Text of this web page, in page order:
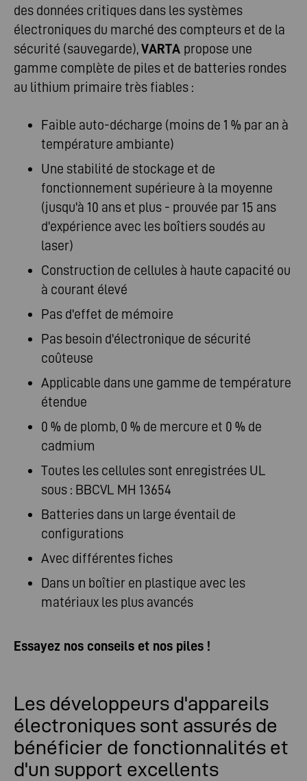
des données critiques dans les systèmes
électroniques du marché des compteurs et de la
sécurité (sauvegarde),VARTA propose une
gamme complète de piles et de batteries rondes
au lithium primaire très fiables :
Faible auto-décharge (moins de 1 % par an à
température ambiante)
Une stabilité de stockage et de
fonctionnement supérieure à la moyenne
(jusqu'à 10 ans et plus - prouvée par 15 ans
d'expérience avec les boîtiers soudés au
laser)
Construction de cellules à haute capacité ou
à courant élevé
Pas d'effet de mémoire
Pas besoin d'électronique de sécurité
coûteuse
Applicable dans une gamme de température
étendue
0 % de plomb, 0 % de mercure et 0 % de
cadmium
Toutes les cellules sont enregistrées UL
sous : BBCVL MH 13654
Batteries dans un large éventail de
configurations
Avec différentes fiches
Dans un boîtier en plastique avec les
matériaux les plus avancés
Essayez nos conseils et nos piles !
Les développeurs d'appareils
électroniques sont assurés de
bénéficier de fonctionnalités et
d'un support excellents